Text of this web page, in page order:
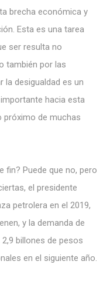
brecha económica y
Esta es una tarea
ser resulta no
también por las
la desigualdad es un
hacia esta
próximo de muchas
fin? Puede que no, pero
el presidente
petrolera en el 2019,
y la demanda de
billones de pesos
en el siguiente año.